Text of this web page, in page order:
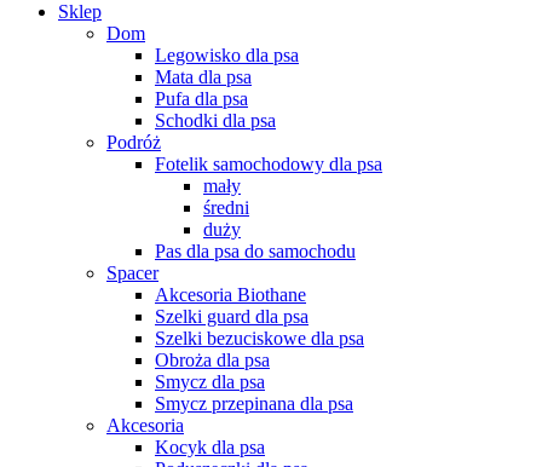
Sklep
Dom
Legowisko dla psa
Mata dla psa
Pufa dla psa
Schodki dla psa
Podróż
Fotelik samochodowy dla psa
mały
średni
duży
Pas dla psa do samochodu
Spacer
Akcesoria Biothane
Szelki guard dla psa
Szelki bezuciskowe dla psa
Obroża dla psa
Smycz dla psa
Smycz przepinana dla psa
Akcesoria
Kocyk dla psa